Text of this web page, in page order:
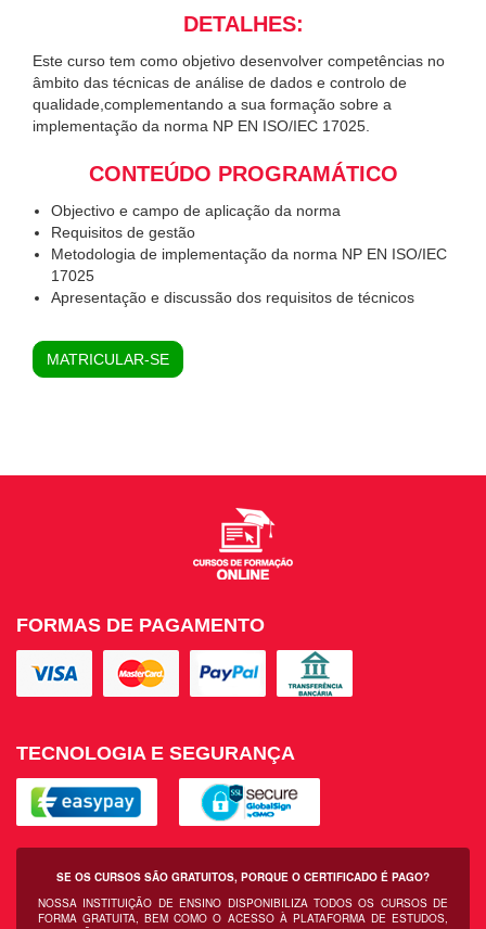
DETALHES:
Este curso tem como objetivo desenvolver competências no
âmbito das técnicas de análise de dados e controlo de
qualidade,complementando a sua formação sobre a
implementação da norma NP EN ISO/IEC 17025.
CONTEÚDO PROGRAMÁTICO
Objectivo e campo de aplicação da norma
Requisitos de gestão
Metodologia de implementação da norma NP EN ISO/IEC
17025
Apresentação e discussão dos requisitos de técnicos
MATRICULAR-SE
FORMAS DE PAGAMENTO
TECNOLOGIA E SEGURANÇA
SE OS CURSOS SÃO GRATUITOS, PORQUE O CERTIFICADO É PAGO?
NOSSA INSTITUIÇÃO DE ENSINO DISPONIBILIZA TODOS OS CURSOS DE
FORMA GRATUITA, BEM COMO O ACESSO À PLATAFORMA DE ESTUDOS,